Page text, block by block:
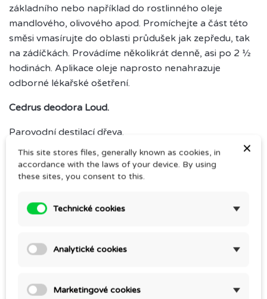
základního nebo například do rostlinného oleje
mandlového, olivového apod. Promíchejte a část této
směsi vmasírujte do oblasti průdušek jak zepředu, tak
na zádíčkách. Provádíme několikrát denně, asi po 2 ½
hodinách. Aplikace oleje naprosto nenahrazuje
odborné lékařské ošetření.
Cedrus deodora Loud.
Parovodní destilací dřeva.
CAS: 91771-47-0, 68991-36-6
ES: 294-939-5
INCI name: CEDRUS DEODORA WOOD OIL
Silice pro profesionální použití.
×
This site stores files, generally known as cookies, in
accordance with the laws of your device. By using
these sites, you consent to this.
Technické cookies
Analytické cookies
Marketingové cookies